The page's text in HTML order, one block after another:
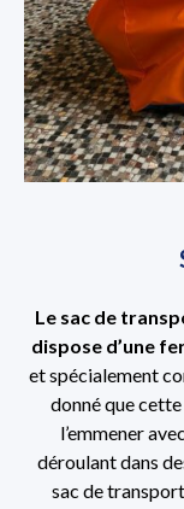
Le sac de
dispose d’une
et spécialement
donné que
l’emmener
déroulant dans
sac de